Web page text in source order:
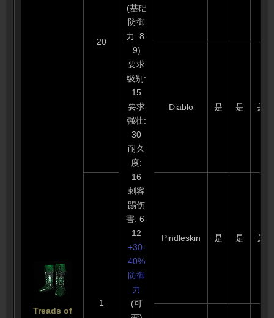
Treads of
20
(基础
防御
力: 8-
9)
要求
级别:
15
要求
强壮:
30
耐久
度:
16
刺客
踢伤
害: 6-
12
+30-
40%
防御
力
(可
Diablo 是 是 是
1
Pindleskin 是 是 是